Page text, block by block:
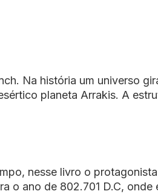
Na história um universo
planeta Arrakis. A
nesse livro o
o ano de 802.701 D.C,